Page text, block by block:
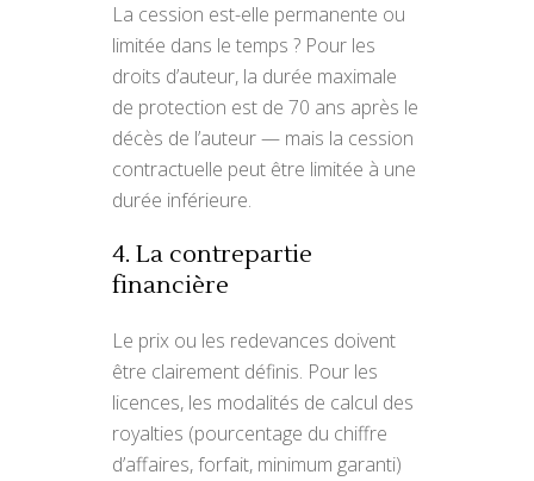
La cession est-elle permanente ou
limitée dans le temps ? Pour les
droits d’auteur, la durée maximale
de protection est de 70 ans après le
décès de l’auteur — mais la cession
contractuelle peut être limitée à une
durée inférieure.
4. La contrepartie
financière
Le prix ou les redevances doivent
être clairement définis. Pour les
licences, les modalités de calcul des
royalties (pourcentage du chiffre
d’affaires, forfait, minimum garanti)